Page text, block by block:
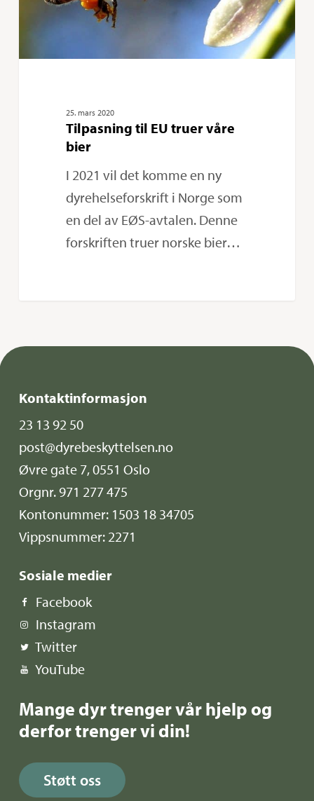
25. mars 2020
Tilpasning til EU truer våre
bier
I 2021 vil det komme en ny
dyrehelseforskrift i Norge som
en del av EØS-avtalen. Denne
forskriften truer norske bier…
Kontaktinformasjon
23 13 92 50
post@dyrebeskyttelsen.no
Øvre gate 7, 0551 Oslo
Orgnr. 971 277 475
Kontonummer: 1503 18 34705
Vippsnummer: 2271
Sosiale medier
Facebook
Instagram
Twitter
YouTube
Mange dyr trenger vår hjelp og
derfor trenger vi din!
Støtt oss